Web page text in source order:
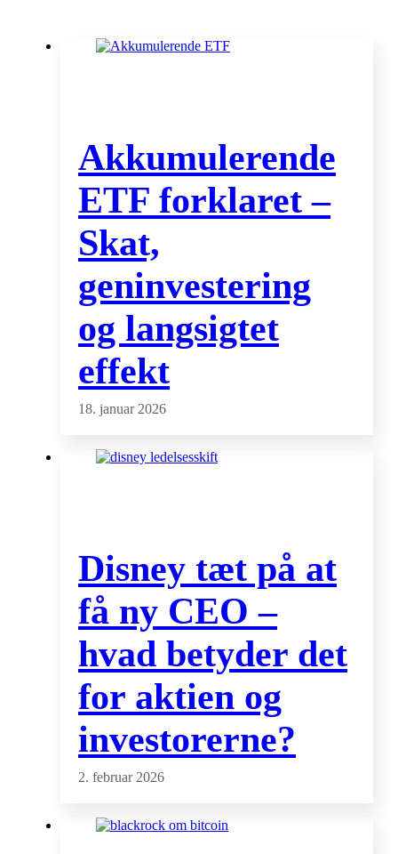
Akkumulerende
ETF forklaret –
Skat,
geninvestering
og langsigtet
effekt
18. januar 2026
Disney tæt på at
få ny CEO –
hvad betyder det
for aktien og
investorerne?
2. februar 2026